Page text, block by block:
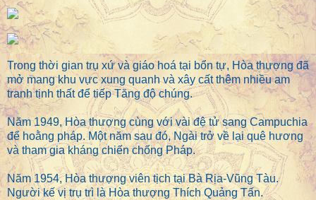
Trong thời gian trụ xứ và giáo hoá tại bổn tự, Hòa thượng đã
mở mang khu vực xung quanh và xây cất thêm nhiều am
tranh tịnh thất để tiếp Tăng độ chúng.
Năm 1949, Hòa thượng cùng với vài đệ tử sang Campuchia
để hoằng pháp. Một năm sau đó, Ngài trở về lại quê hương
và tham gia kháng chiến chống Pháp.
Năm 1954, Hòa thượng viên tịch tại Bà Rịa-Vũng Tàu.
Người kế vị trụ trì là Hòa thượng Thích Quảng Tấn.